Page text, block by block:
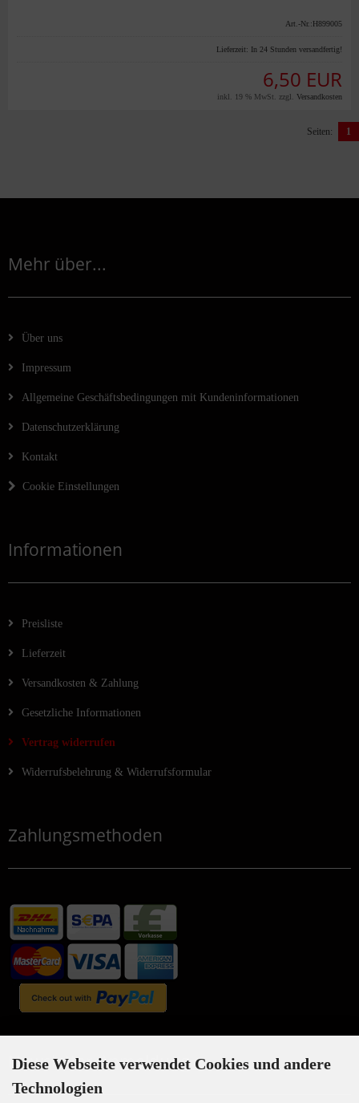
Art.-Nr.:H899005
Lieferzeit: In 24 Stunden versandfertig!
6,50 EUR
inkl. 19 % MwSt. zzgl. Versandkosten
Seiten: 1
Mehr über...
Über uns
Impressum
Allgemeine Geschäftsbedingungen mit Kundeninformationen
Datenschutzerklärung
Kontakt
Cookie Einstellungen
Informationen
Preisliste
Lieferzeit
Versandkosten & Zahlung
Gesetzliche Informationen
Vertrag widerrufen
Widerrufsbelehrung & Widerrufsformular
Zahlungsmethoden
Newsletter-Anmeldung
Diese Webseite verwendet Cookies und andere
Technologien